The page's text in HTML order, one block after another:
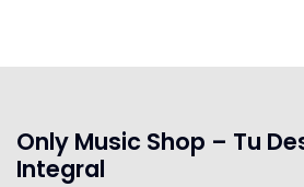
Only Music Shop – Tu
Integral